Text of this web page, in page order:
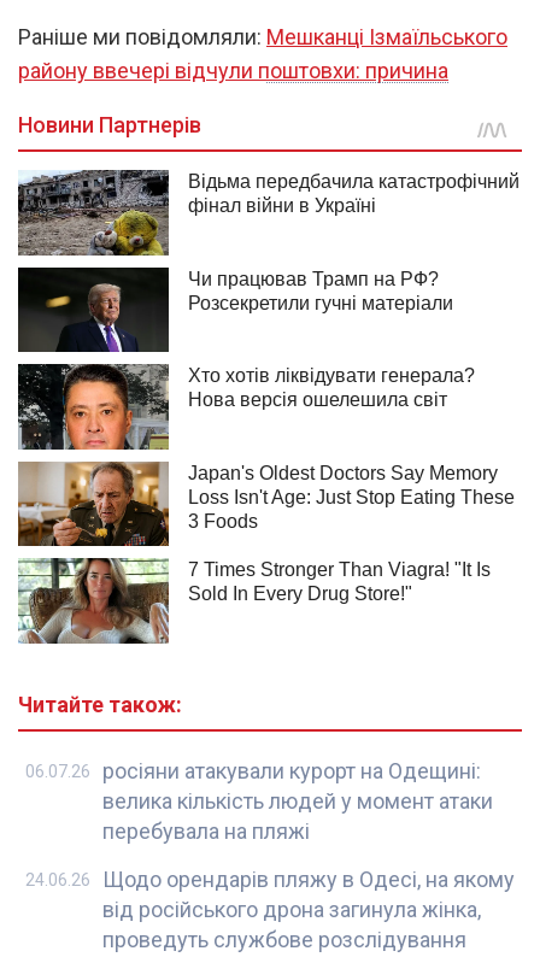
Раніше ми повідомляли: Мешканці Ізмаїльського
району ввечері відчули поштовхи: причина
Читайте також:
росіяни атакували курорт на Одещині:
велика кількість людей у момент атаки
перебувала на пляжі
06.07.26
Щодо орендарів пляжу в Одесі, на якому
від російського дрона загинула жінка,
проведуть службове розслідування
24.06.26